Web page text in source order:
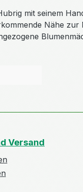
mit seinem
Nähe
Versand